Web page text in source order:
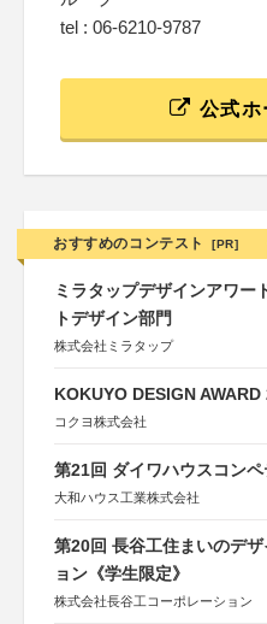
tel : 06-6210-9787
公式ホ
おすすめのコンテスト [PR]
ミラタップデザインアワー
トデザイン部門
株式会社ミラタップ
KOKUYO DESIGN AWARD
コクヨ株式会社
第21回 ダイワハウスコン
大和ハウス工業株式会社
第20回 長谷工住まいのデ
ョン《学生限定》
株式会社長谷工コーポレーション